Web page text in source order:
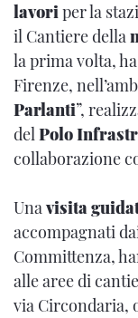
lavoriper la
il Cantiere della
la prima volta,
Firenze,
Parlanti”,
delPolo
collaborazione
Unavisita
accompagnati
Committenza,
alle aree di
via Circondaria,